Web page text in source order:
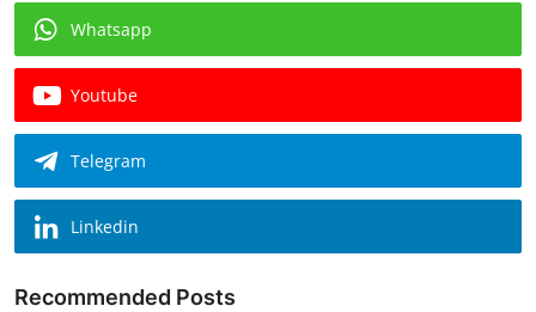
Whatsapp
Youtube
Telegram
Linkedin
Recommended Posts